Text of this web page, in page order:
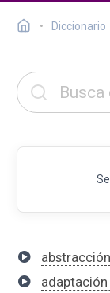
Diccionario
abstracción